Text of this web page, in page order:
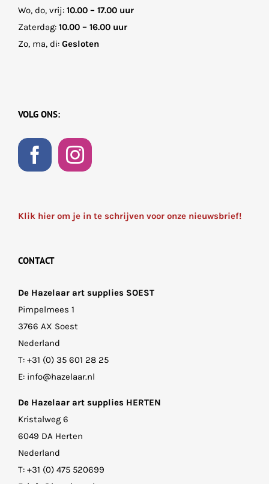
Wo, do, vrij: 10.00 – 17.00 uur
Zaterdag: 10.00 – 16.00 uur
Zo, ma, di: Gesloten
VOLG ONS:
Klik hier om je in te schrijven voor onze nieuwsbrief!
CONTACT
De Hazelaar art supplies SOEST
Pimpelmees 1
3766 AX Soest
Nederland
T: +31 (0) 35 601 28 25
E: info@hazelaar.nl
De Hazelaar art supplies HERTEN
Kristalweg 6
6049 DA Herten
Nederland
T: +31 (0) 475 520699